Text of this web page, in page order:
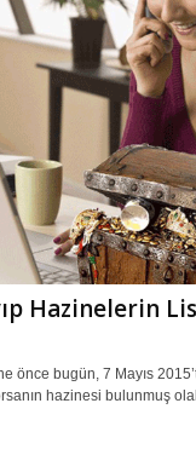
Hazinelerin
önce bugün, 7 Mayıs
hazinesi bulunmuş